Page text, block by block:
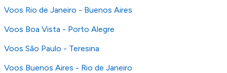
Voos Rio de Janeiro - Buenos Aires
Voos Boa Vista - Porto Alegre
Voos São Paulo - Teresina
Voos Buenos Aires - Rio de Janeiro